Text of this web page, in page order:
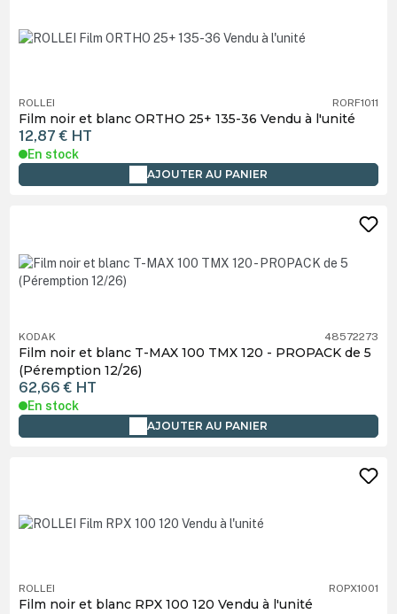
ROLLEI RORF1011
Film noir et blanc ORTHO 25+ 135-36 Vendu à l'unité
12,87 € HT
En stock
AJOUTER AU PANIER
KODAK 48572273
Film noir et blanc T-MAX 100 TMX 120 - PROPACK de 5
(Péremption 12/26)
62,66 € HT
En stock
AJOUTER AU PANIER
ROLLEI ROPX1001
Film noir et blanc RPX 100 120 Vendu à l'unité